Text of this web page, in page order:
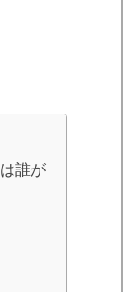
誰が